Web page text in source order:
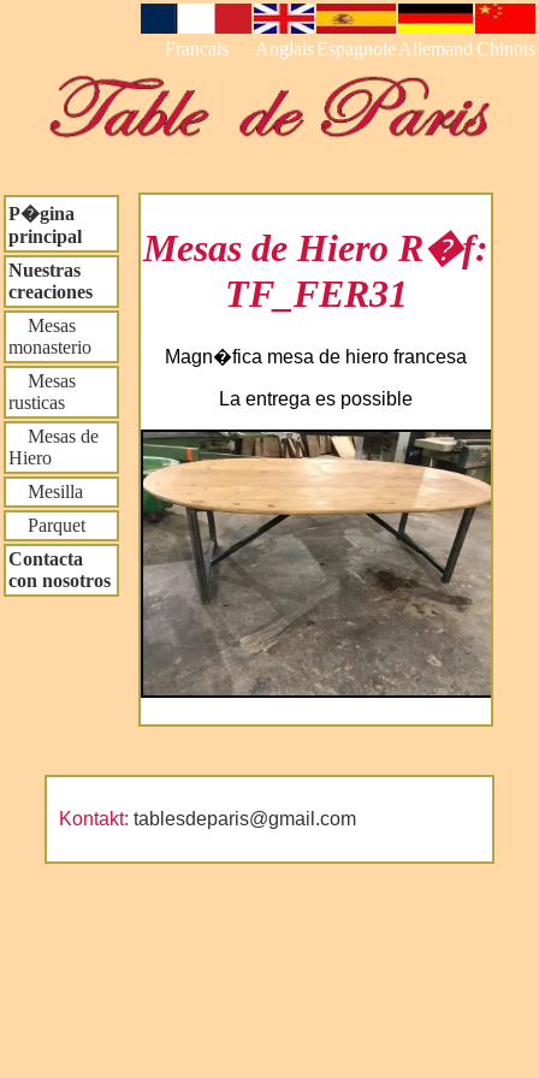
Francais Anglais EspagnoleAllemand Chinois
P�gina
principal
Nuestras
creaciones
Mesas
monasterio
Mesas
rusticas
Mesas de
Hiero
Mesilla
Parquet
Contacta
con nosotros
Mesas de Hiero R�f:
TF_FER31
Magn�fica mesa de hiero francesa
La entrega es possible
Kontakt: tablesdeparis@gmail.com